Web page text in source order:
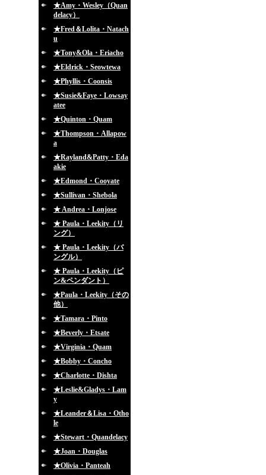
★Amy・Wesley（Quan
delacy）
★Fred＆Lolita・Natach
u
★Tony&Ola・Eriacho
★Eldrick・Seowtewa
★Phyllis・Coonsis
★Susie&Faye・Lowsay
atee
★Quinton・Quam
★Thompson・Allapow
a
★Rayland&Patty・Eda
akie
★Edmond・Cooyate
★Sullivan・Shebola
★ Andrea・Lonjose
★ Paula・Leekity（リ
ング）
★ Paula・Leekity（バ
ングル）
★ Paula・Leekity（ピ
ン&ペンダント）
★Paula・Leekity（その
他）
★Tamara・Pinto
★Beverly・Etsate
★Virginia・Quam
★Bobby・Concho
★Charlotte・Dishta
★Leslie&Gladys・Lam
y
★Leander＆Lisa・Otho
le
★Stewart・Quandelacy
★Joan・Douglas
★Olivia・Panteah